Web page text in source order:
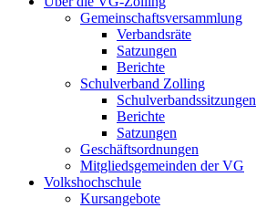
Gemeinschaftsversammlung
Verbandsräte
Satzungen
Berichte
Schulverband Zolling
Schulverbandssitzungen
Berichte
Satzungen
Geschäftsordnungen
Mitgliedsgemeinden der VG
Volkshochschule
Kursangebote